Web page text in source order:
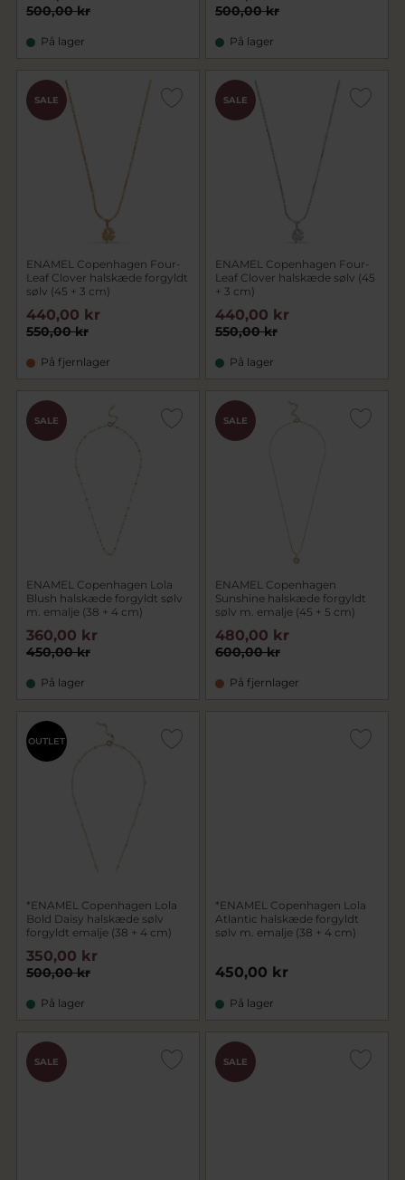
500,00 kr
På lager
500,00 kr
På lager
SALE
ENAMEL Copenhagen Four-
Leaf Clover halskæde forgyldt
sølv (45 + 3 cm)
550,00 kr
440,00 kr
På fjernlager
SALE
ENAMEL Copenhagen Four-
Leaf Clover halskæde sølv (45
+ 3 cm)
550,00 kr
440,00 kr
På lager
SALE
ENAMEL Copenhagen Lola
Blush halskæde forgyldt sølv
m. emalje (38 + 4 cm)
450,00 kr
360,00 kr
På lager
SALE
ENAMEL Copenhagen
Sunshine halskæde forgyldt
sølv m. emalje (45 + 5 cm)
600,00 kr
480,00 kr
På fjernlager
OUTLET
*ENAMEL Copenhagen Lola
Bold Daisy halskæde sølv
forgyldt emalje (38 + 4 cm)
500,00 kr
350,00 kr
På lager
*ENAMEL Copenhagen Lola
Atlantic halskæde forgyldt
sølv m. emalje (38 + 4 cm)
450,00 kr
På lager
SALE SALE